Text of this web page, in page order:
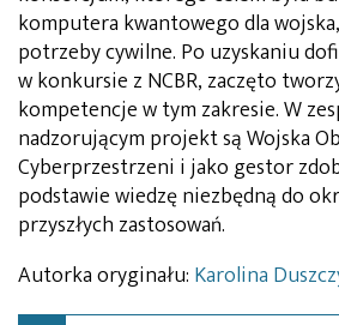
komputera kwantowego dla
potrzeby cywilne. Po uzyskaniu
w konkursie z NCBR, zaczęto
kompetencje w tym zakresie. W
nadzorującym projekt są Wojska
Cyberprzestrzeni i jako gestor
podstawie wiedzę niezbędną do
przyszłych zastosowań.
Autorka oryginału: Karolina